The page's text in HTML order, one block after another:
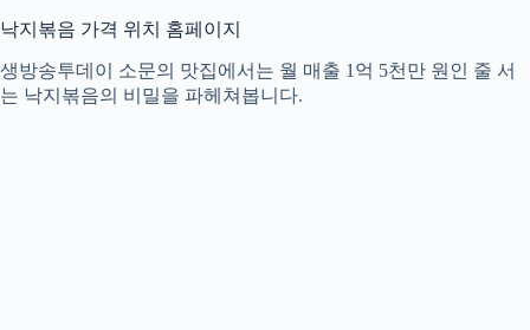
낙지볶음 가격 위치 홈페이지
생방송투데이 소문의 맛집에서는 월 매출 1억 5천만 원인 줄 서
는 낙지볶음의 비밀을 파헤쳐봅니다.